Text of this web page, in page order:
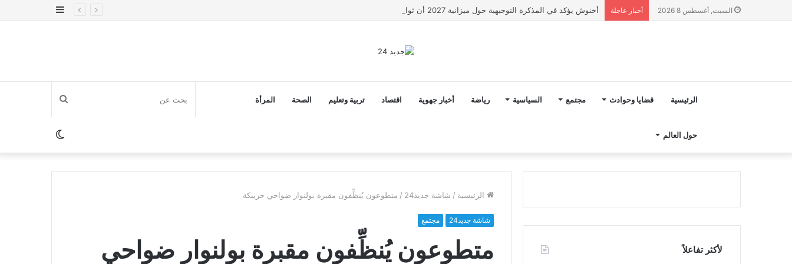
السبت, أغسطس 8 2026 أخبار عاجلة أخنوش يؤكد في المذكرة التوجيهية حول ميزانية 2027 أن ثوابت العدالة الاجتماعية والمجالية خيار استراتيجي للبلاد
إضافة
الرئيسية قضايا وحوادث مجتمع السياسية رياضة أخبار جهوية اقتصاد تربية وتعليم الصحة المرأة
حول العالم
بحث
عنالوضع
المظلم
الرئيسية / شاشة جديد24 / متطوعون يُنظِّفون مقبرة بولنوار ضواحي خريبكة
شاشة جديد24 مجتمع
متطوعون يُنظِّفون مقبرة بولنوار ضواحي
لأكثر تفاعلاً